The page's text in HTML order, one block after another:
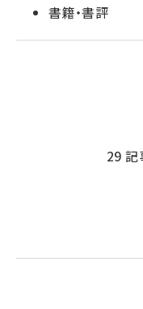
書籍・書評
29 記